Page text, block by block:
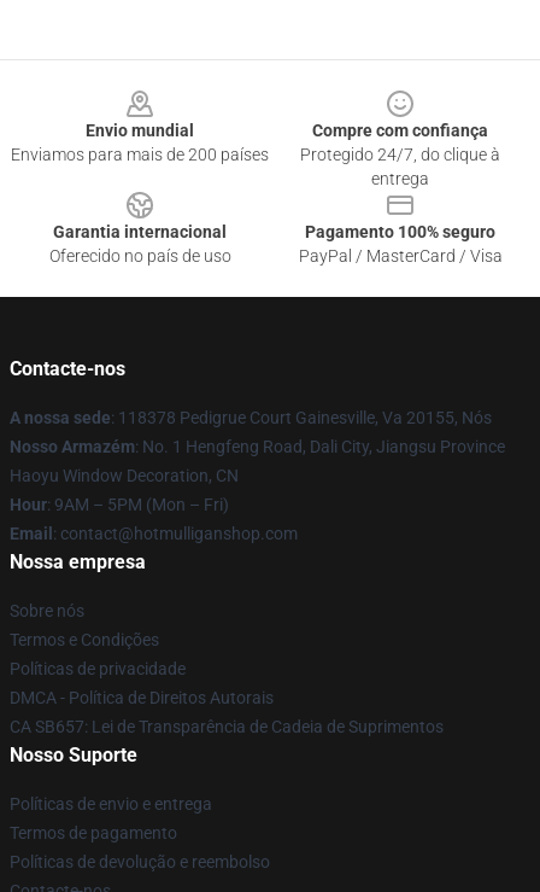
Envio mundial
Enviamos para mais de 200 países
Compre com confiança
Protegido 24/7, do clique à
entrega
Garantia internacional
Oferecido no país de uso
Pagamento 100% seguro
PayPal / MasterCard / Visa
Contacte-nos
A nossa sede: 118378 Pedigrue Court Gainesville, Va 20155, Nós
Nosso Armazém: No. 1 Hengfeng Road, Dali City, Jiangsu Province
Haoyu Window Decoration, CN
Hour: 9AM – 5PM (Mon – Fri)
Email : contact@hotmulliganshop.com
Nossa empresa
Sobre nós
Termos e Condições
Políticas de privacidade
DMCA - Política de Direitos Autorais
CA SB657: Lei de Transparência de Cadeia de Suprimentos
Nosso Suporte
Políticas de envio e entrega
Termos de pagamento
Políticas de devolução e reembolso